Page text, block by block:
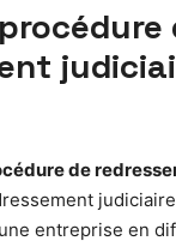
de
entreprise en